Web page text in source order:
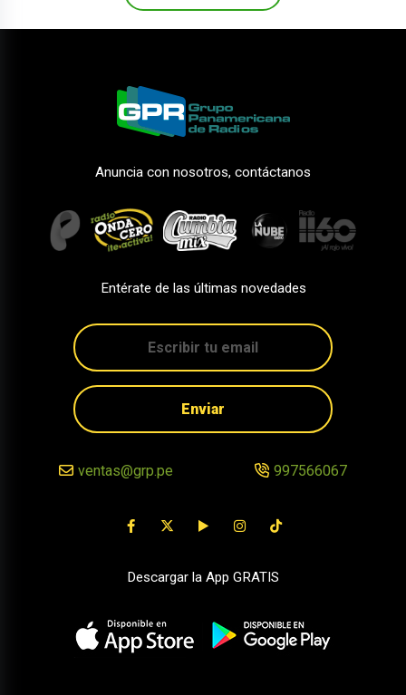
Anuncia con nosotros, contáctanos
Entérate de las últimas novedades
Enviar
ventas@grp.pe 997566067
Descargar la App GRATIS